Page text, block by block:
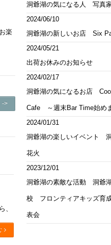
楽
->
、
洞爺湖の気になる人 写真
2024/06/10
洞爺湖の新しいお店 Six
2024/05/21
出荷お休みのお知らせ
2024/02/17
洞爺湖の気になるお店
Cafe ～週末Bar Time始め
2024/01/31
洞爺湖の楽しいイベント
花火
2023/12/01
洞爺湖の素敵な活動 洞爺
校 フロンティアキッズ育
表会